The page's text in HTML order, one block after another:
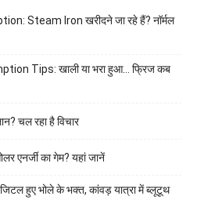
Steam Iron खरीदने जा रहे हैं? नॉर्मल
Tips: खाली या भरा हुआ… फ्रिज कब
चल रहा है विचार
एनर्जी का गेम? यहां जानें
हुए भोले के भक्त, कांवड़ यात्रा में ब्लूटूथ